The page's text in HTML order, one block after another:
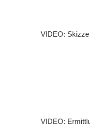
VIDEO:
VIDEO: